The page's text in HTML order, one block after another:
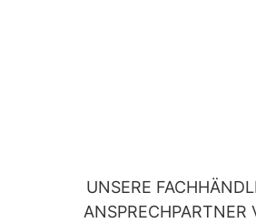
UNSERE
ANSPRECHPARTNER